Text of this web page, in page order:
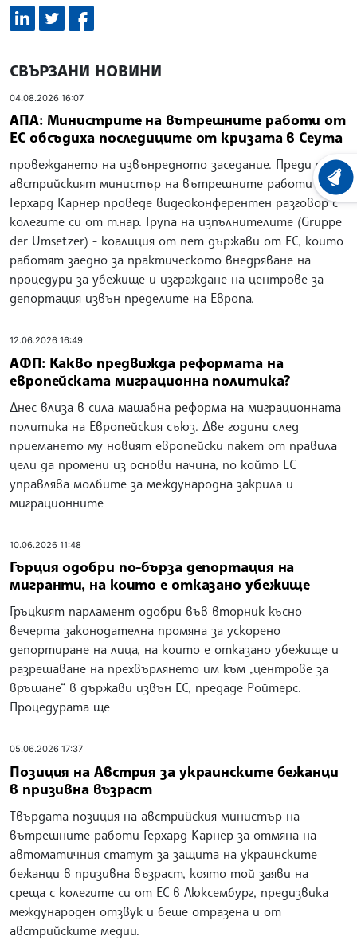
СВЪРЗАНИ НОВИНИ
04.08.2026 16:07
АПА: Министрите на вътрешните работи от
ЕС обсъдиха последиците от кризата в Сеута
провеждането на извънредното заседание. Преди това
австрийският министър на вътрешните работи
Герхард Карнер проведе видеоконферентен разговор с
колегите си от т.нар. Група на изпълнителите (Gruppe
der Umsetzer) - коалиция от пет държави от ЕС, които
работят заедно за практическото внедряване на
процедури за убежище и изграждане на центрове за
депортация извън пределите на Европа.
12.06.2026 16:49
АФП: Какво предвижда реформата на
европейската миграционна политика?
Днес влиза в сила мащабна реформа на миграционната
политика на Европейския съюз. Две години след
приемането му новият европейски пакет от правила
цели да промени из основи начина, по който ЕС
управлява молбите за международна закрила и
миграционните
10.06.2026 11:48
Гърция одобри по-бърза депортация на
мигранти, на които е отказано убежище
Гръцкият парламент одобри във вторник късно
вечерта законодателна промяна за ускорено
депортиране на лица, на които е отказано убежище и
разрешаване на прехвърлянето им към „центрове за
връщане“ в държави извън ЕС, предаде Ройтерс.
Процедурата ще
05.06.2026 17:37
Позиция на Австрия за украинските бежанци
в призивна възраст
Твърдата позиция на австрийския министър на
вътрешните работи Герхард Карнер за отмяна на
автоматичния статут за защита на украинските
бежанци в призивна възраст, която той заяви на
среща с колегите си от ЕС в Люксембург, предизвика
международен отзвук и беше отразена и от
австрийските медии.